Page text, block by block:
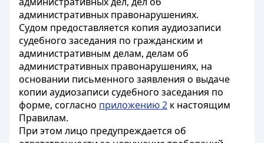
административных правонарушениях.
Судом предоставляется копия аудиозаписи
судебного заседания по гражданским и
административным делам, делам об
административных правонарушениях, на
основании письменного заявления о выдаче
копии аудиозаписи судебного заседания по
форме, согласно приложению 2 к настоящим
Правилам.
При этом лицо предупреждается об